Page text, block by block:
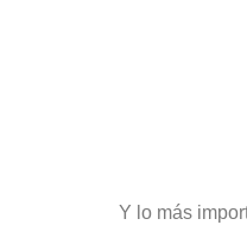
Y lo más